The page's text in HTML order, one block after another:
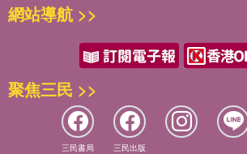
網站導航 >>
聚焦三民 >>
三民書局 三民出版